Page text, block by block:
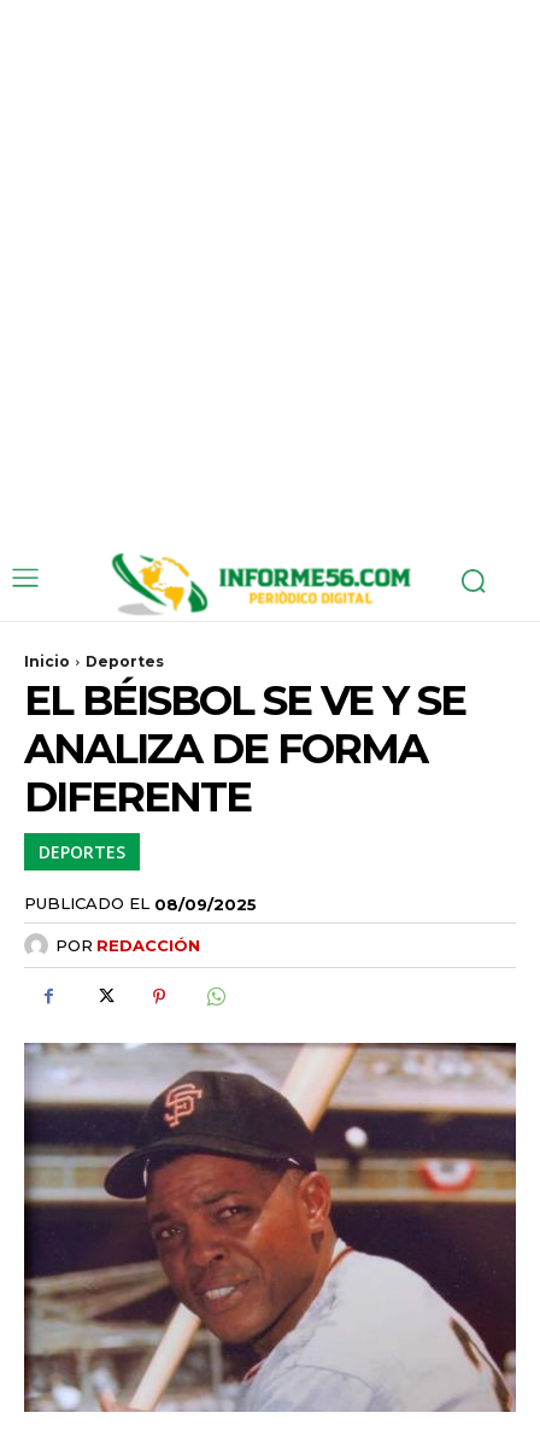
Inicio Deportes
EL BÉISBOL SE VE Y SE
ANALIZA DE FORMA
DIFERENTE
DEPORTES
PUBLICADO EL 08/09/2025
POR REDACCIÓN